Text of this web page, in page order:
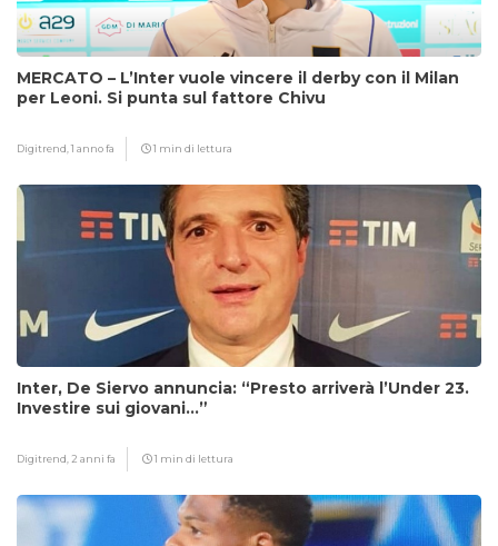
MERCATO – L’Inter vuole vincere il derby con il Milan
per Leoni. Si punta sul fattore Chivu
Digitrend,1 anno fa 1 min di lettura
Inter, De Siervo annuncia: “Presto arriverà l’Under 23.
Investire sui giovani…”
Digitrend, 2 anni fa 1 min di lettura